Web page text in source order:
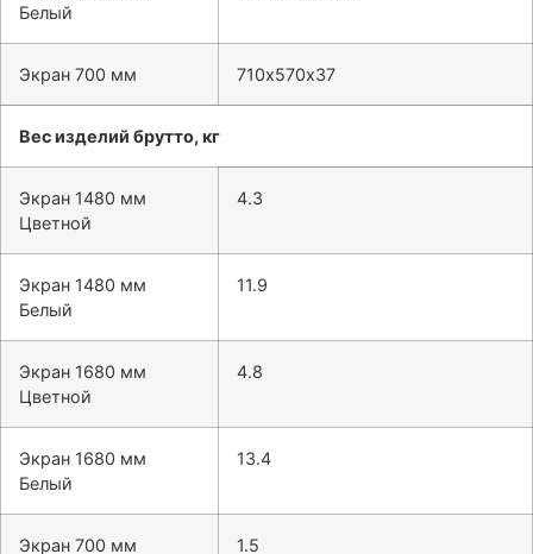
Белый
Экран 700 мм 710х570х37
Вес изделий брутто, кг
Экран 1480 мм
Цветной
4.3
Экран 1480 мм
Белый
11.9
Экран 1680 мм
Цветной
4.8
Экран 1680 мм
Белый
13.4
Экран 700 мм 1.5